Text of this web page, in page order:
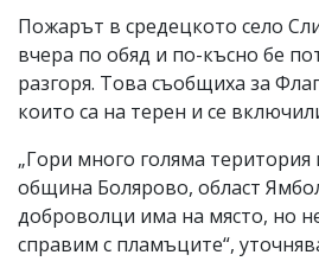
Пожарът в средецкото село
вчера по обяд и по-късно бе
разгоря. Това съобщиха за
които са на терен и се
„Гори много голяма
община Болярово, област
доброволци има на място, но
справим с пламъците“,